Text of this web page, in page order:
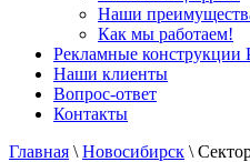
Наши
Как мы работаем!
Рекламные конструкции
Наши клиенты
Вопрос-ответ
Контакты
Главная \ Новосибирск \